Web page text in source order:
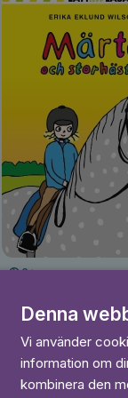
6+
Denna
Vi använder
information om
kombinera den